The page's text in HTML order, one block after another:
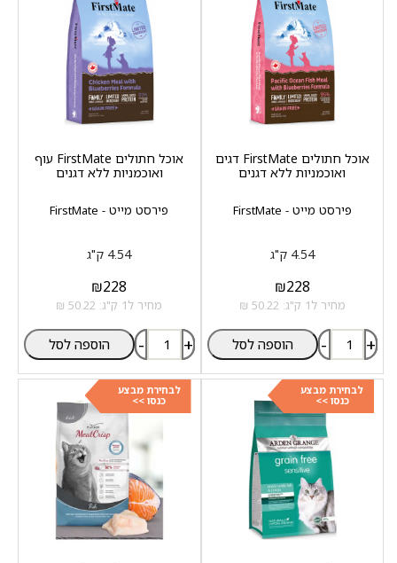
פירסט מייט - FirstMate
אוכל חתולים FirstMate דגים
ואוכמניות ללא דגנים
4.54 ק"ג
₪228
מחיר ל1 ק"ג: 50.22 ₪
- + הוספה לסל
פירסט מייט - FirstMate
אוכל חתולים FirstMate עוף
ואוכמניות ללא דגנים
4.54 ק"ג
₪228
מחיר ל1 ק"ג: 50.22 ₪
- + הוספה לסל
לבחירת מבצע
כנסו >>
לבחירת מבצע
כנסו >>